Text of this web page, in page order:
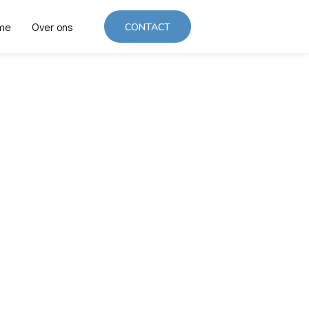
Over ons CONTACT